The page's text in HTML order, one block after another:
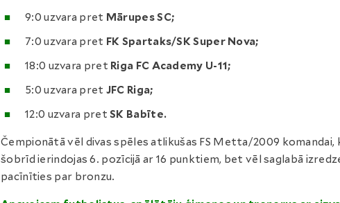
9:0 uzvara pret Mārupes SC;
7:0 uzvara pret FK Spartaks/SK Super Nova;
18:0 uzvara pret Riga FC Academy U-11;
5:0 uzvara pret JFC Riga;
12:0 uzvara pretSK Babīte.
Čempionātā vēl divas spēles atlikušas FS Metta/2009 komandai,
šobrīd ierindojas 6. pozīcijā ar 16 punktiem, bet vēl saglabā
pacīnīties par bronzu.